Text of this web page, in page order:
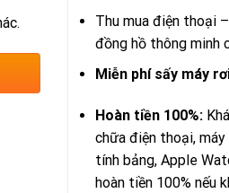
Thu mua điện thoại
đồng hồ thông minh
Miễn phí sấy máy
Hoàn tiền 100%:
chữa điện thoại, máy
tính bảng, Apple
hoàn tiền 100% nếu